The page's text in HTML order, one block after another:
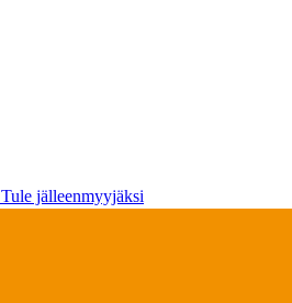
Tule jälleenmyyjäksi